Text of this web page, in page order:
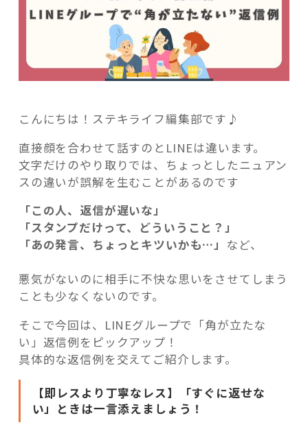
こんにちは！ステキライフ編集部です♪
直接顔を合わせて話すのとLINEは違います。
文字だけのやり取りでは、ちょっとしたニュアン
スの違いが誤解を生むことがあるのです
「この人、返信が遅いな」
「スタンプだけって、どういうこと？」
「あの発言、ちょっとキツいかも…」 など、
悪気がないのに相手に不快な思いをさせてしまう
ことも少なくないのです。
そこで今回は、LINEグループで「角が立たな
い」返信例をピックアップ！
具体的な返信例を交えてご紹介します。
【即レスより丁寧なレス】「すぐに返せな
い」ときは一言添えましょう！